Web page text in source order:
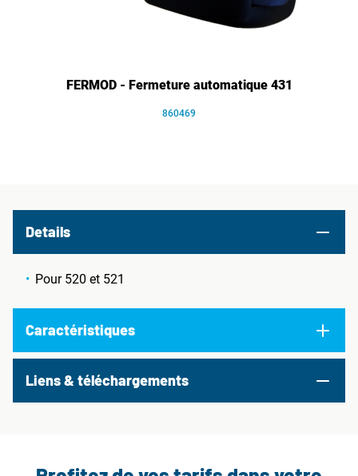
FERMOD - Fermeture automatique 431
860469
Details
Pour 520 et 521
Caractéristiques
Liens & téléchargements